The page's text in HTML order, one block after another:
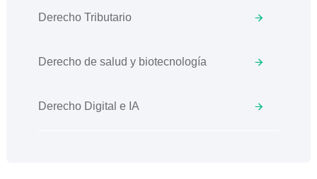
Derecho Tributario
Derecho de salud y biotecnología
Derecho Digital e IA